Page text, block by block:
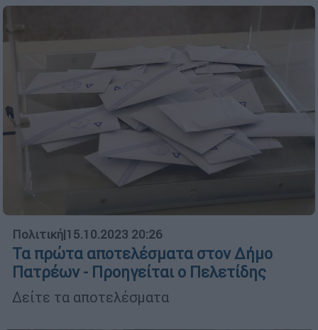
Πολιτική|15.10.2023 20:26
Τα πρώτα αποτελέσματα στον Δήμο
Πατρέων - Προηγείται ο Πελετίδης
Δείτε τα αποτελέσματα